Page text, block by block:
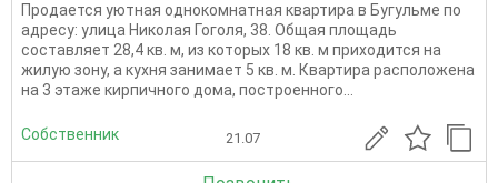
Продается уютная однокомнатная квартира в Бугульме по
адресу: улица Николая Гоголя, 38. Общая площадь
составляет 28,4 кв. м, из которых 18 кв. м приходится на
жилую зону, а кухня занимает 5 кв. м. Квартира расположена
на 3 этаже кирпичного дома, построенного...
Собственник 21.07